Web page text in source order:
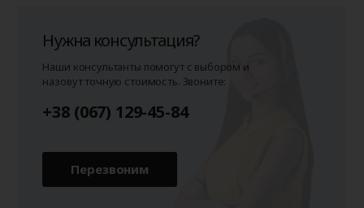
Нужна консультация?
Наши консультанты помогут с выбором и
назовут точную стоимость. Звоните:
+38 (067) 129-45-84
Перезвоним